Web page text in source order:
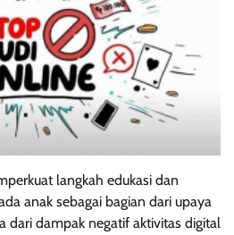
langkah edukasi dan
anak sebagai bagian dari upaya
dari dampak negatif aktivitas digital